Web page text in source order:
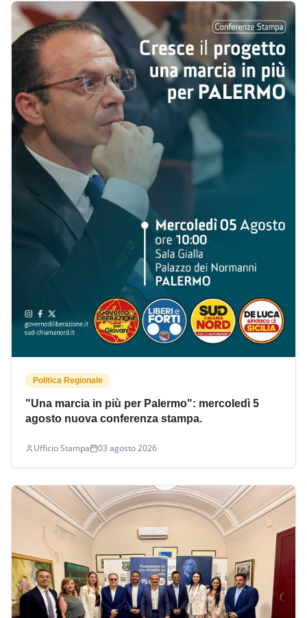
Politica Regionale
"Una marcia in più per Palermo": mercoledì 5
agosto nuova conferenza stampa.
Ufficio Stampa 03 agosto 2026